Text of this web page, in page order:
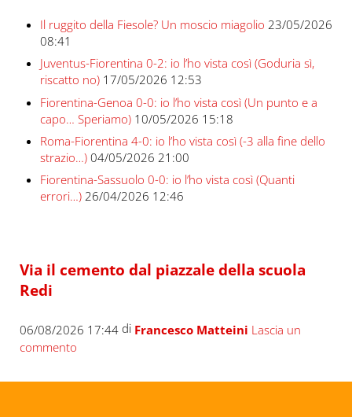
Il ruggito della Fiesole? Un moscio miagolio 23/05/2026
08:41
Juventus-Fiorentina 0-2: io l’ho vista così (Goduria sì,
riscatto no) 17/05/2026 12:53
Fiorentina-Genoa 0-0: io l’ho vista così (Un punto e a
capo… Speriamo) 10/05/2026 15:18
Roma-Fiorentina 4-0: io l’ho vista così (-3 alla fine dello
strazio…) 04/05/2026 21:00
Fiorentina-Sassuolo 0-0: io l’ho vista così (Quanti
errori…) 26/04/2026 12:46
Via il cemento dal piazzale della scuola
Redi
06/08/2026 17:44di Francesco Matteini Lascia un
commento